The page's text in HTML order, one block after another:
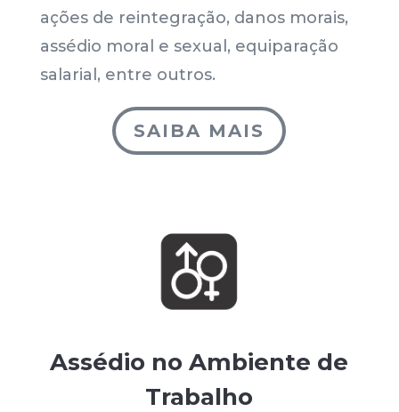
ações de reintegração, danos morais,
assédio moral e sexual, equiparação
salarial, entre outros.
SAIBA MAIS
Assédio no Ambiente de
Trabalho